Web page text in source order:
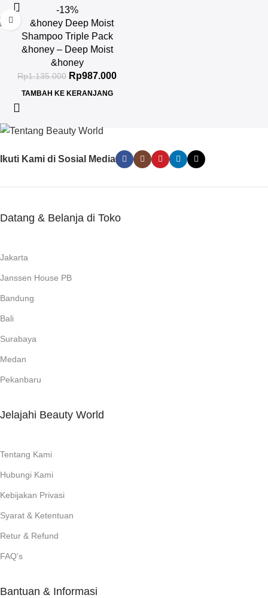
-13%
&honey – Deep Moist
Shampoo 1.0 Triple-Pack
&honey
Rp1.135.000 Rp987.000
TAMBAH KE KERANJANG
Ikuti Kami di Sosial Media
Datang & Belanja di Toko
Jakarta
Janssen House PB
Bandung
Bali
Surabaya
Medan
Pekanbaru
Jelajahi Beauty World
Tentang Kami
Hubungi Kami
Kebijakan Privasi
Syarat & Ketentuan
Retur & Refund
FAQ's
Bantuan & Informasi